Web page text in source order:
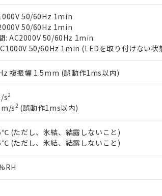
50/60Hz 1min
50/60Hz 1min
: AC2000V 50/60Hz 1min
50/60Hz 1min (LEDを取り付けない状
複振幅 1.5mm (誤動作1ms以内)
s2
s2(誤動作1ms以内)
(ただし、氷結、結露しないこと)
(ただし、氷結、結露しないこと)
期状況および標準価格はお客様のお取引先、
員にご相談ください。
制御機器販売店や当社販売拠点は「
および標準価格結果を当社の事前の承諾なく
ツ機能（部品リスト作成サービス）をご利用
要があります。
の製品・サービスに関するお客様との取引・
共同利用者とは、"個人情報の共同利用に関し
月
替え状況などにより、予定月が前後すること
明書ダウンロード
明書をダウンロードすることができます。
有証明書（当社基準）
行日時点で非含有を証明するもので、過去に
令のフタル酸エステル類４物質の対応では
ら備考欄に対応日を記載しておりました。
対応品への在庫切替を完了していることから
ます。
使用期限
質（10物質）のすべてが基準値以下であるこ
の使用状況下において有害物質が外部に漏え
認です。当社販売部門へお問い合わせください
貴社製品を第三者に販売する場合は、上記1、
は、販売先および販売に係わる関係者が違法
ん。
数には満たないが在庫あり
なし(最新の在庫状況については、お客様のお
販売店・当社販売員にご確認ください)
生産機種、また在庫状況の情報を公開していな